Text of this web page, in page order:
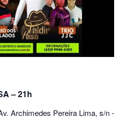
Eventos
– 21h
Archimedes Pereira Lima, s/n -